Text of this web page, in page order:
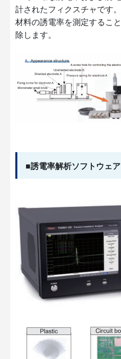
計されたフィクスチャです
材料の誘電率を測定するこ
除します。
■誘電率解析ソフトウェア